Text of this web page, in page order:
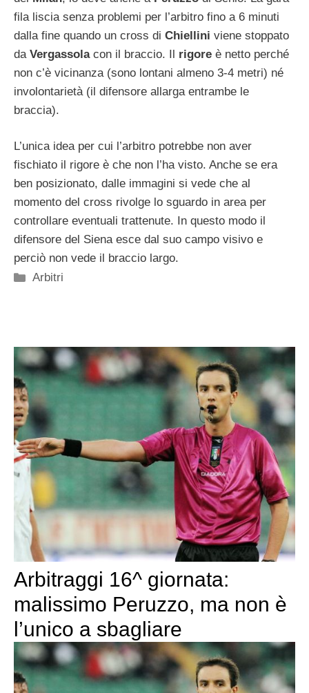
fila liscia senza problemi per l’arbitro fino a 6 minuti
dalla fine quando un cross di Chiellini viene stoppato
da Vergassolacon il braccio. Il rigore è netto perché
non c’è vicinanza (sono lontani almeno 3-4 metri) né
involontarietà (il difensore allarga entrambe le
braccia).
L’unica idea per cui l’arbitro potrebbe non aver
fischiato il rigore è che non l’ha visto. Anche se era
ben posizionato, dalle immagini si vede che al
momento del cross rivolge lo sguardo in area per
controllare eventuali trattenute. In questo modo il
difensore del Siena esce dal suo campo visivo e
perciò non vede il braccio largo.
Categorie
Arbitri
Arbitraggi 16^ giornata:
malissimo Peruzzo, ma non è
l’unico a sbagliare